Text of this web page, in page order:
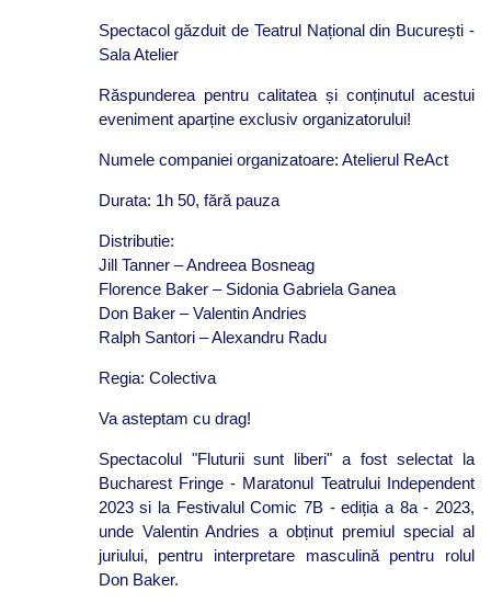
Spectacol găzduit de Teatrul Național din București -
Sala Atelier
Răspunderea pentru calitatea și conținutul acestui
eveniment aparține exclusiv organizatorului!
Numele companiei organizatoare: Atelierul ReAct
Durata: 1h 50, fără pauza
Distributie:
Jill Tanner – Andreea Bosneag
Florence Baker – Sidonia Gabriela Ganea
Don Baker – Valentin Andries
Ralph Santori – Alexandru Radu
Regia: Colectiva
Va asteptam cu drag!
Spectacolul "Fluturii sunt liberi" a fost selectat la
Bucharest Fringe - Maratonul Teatrului Independent
2023 si la Festivalul Comic 7B - ediția a 8a - 2023,
unde Valentin Andries a obținut premiul special al
juriului, pentru interpretare masculină pentru rolul
Don Baker.